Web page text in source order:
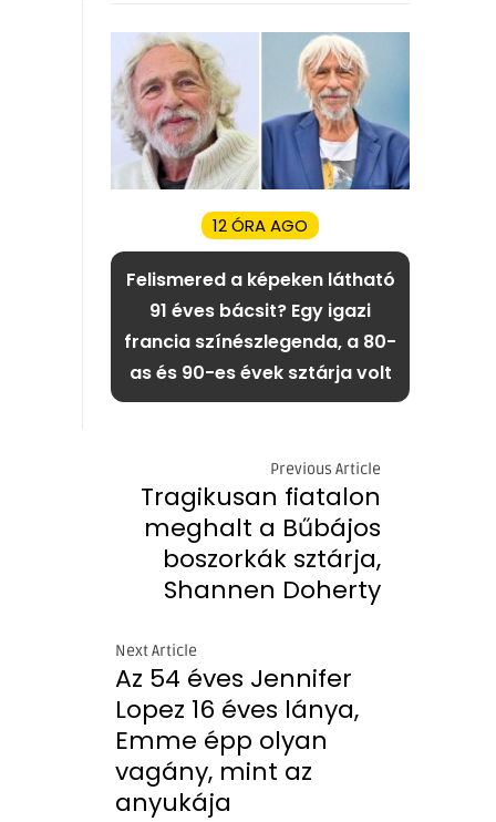
12 ÓRA AGO
Felismered a képeken látható
91 éves bácsit? Egy igazi
francia színészlegenda, a 80-
as és 90-es évek sztárja volt
Previous Article
Tragikusan fiatalon
meghalt a Bűbájos
boszorkák sztárja,
Shannen Doherty
Next Article
Az 54 éves Jennifer
Lopez 16 éves lánya,
Emme épp olyan
vagány, mint az
anyukája